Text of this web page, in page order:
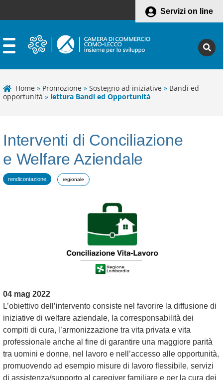
Servizi on line
Home » Promozione » Sostegno ad iniziative » Bandi ed
opportunità » lettura Bandi ed Opportunità
Interventi di Conciliazione
e Welfare Aziendale
rendicontazione regionale
04 mag 2022
L’obiettivo dell’intervento consiste nel favorire la diffusione di
iniziative di welfare aziendale, la corresponsabilità dei
compiti di cura, l’armonizzazione tra vita privata e vita
professionale anche al fine di garantire una maggiore parità
tra uomini e donne, nel lavoro e nell’accesso alle opportunità,
promuovendo ad esempio misure di lavoro flessibile, servizi
di assistenza/supporto al caregiver familiare e per la cura dei